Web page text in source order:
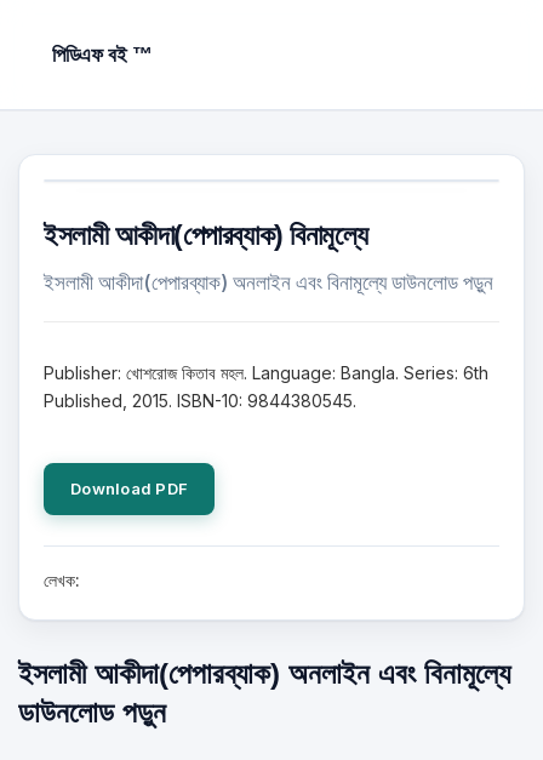
পিডিএফ বই ™
ইসলামী আকীদা(পেপারব্যাক) বিনামূল্যে
ইসলামী আকীদা(পেপারব্যাক) অনলাইন এবং বিনামূল্যে ডাউনলোড পড়ুন
Publisher: খোশরোজ কিতাব মহল. Language: Bangla. Series: 6th
Published, 2015. ISBN-10: 9844380545.
Download PDF
লেখক:
ইসলামী আকীদা(পেপারব্যাক) অনলাইন এবং বিনামূল্যে
ডাউনলোড পড়ুন